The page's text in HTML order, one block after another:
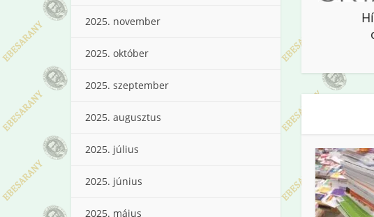
2025. november
2025. október
2025. szeptember
2025. augusztus
2025. július
2025. június
2025. május